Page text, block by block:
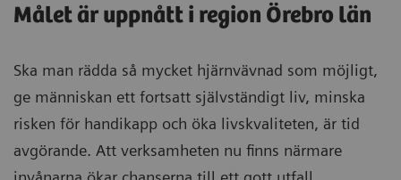
Målet är uppnått i region Örebro län
Ska man rädda så mycket hjärnvävnad som möjligt,
ge människan ett fortsatt självständigt liv, minska
risken för handikapp och öka livskvaliteten, är tid
avgörande. Att verksamheten nu finns närmare